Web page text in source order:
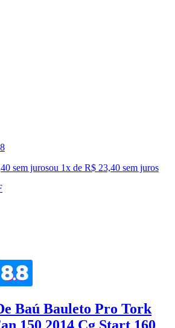
sem jurosou 1x de R$ 23,40 sem juros
Baú Bauleto Pro Tork